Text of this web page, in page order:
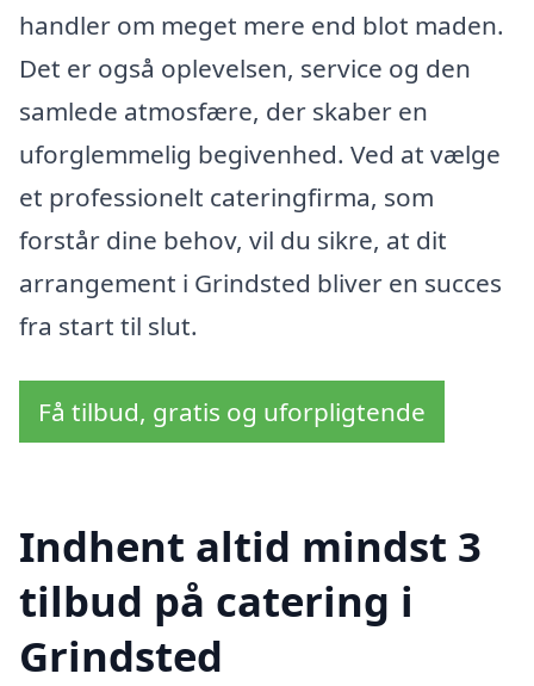
handler om meget mere end blot maden.
Det er også oplevelsen, service og den
samlede atmosfære, der skaber en
uforglemmelig begivenhed. Ved at vælge
et professionelt cateringfirma, som
forstår dine behov, vil du sikre, at dit
arrangement i Grindsted bliver en succes
fra start til slut.
Få tilbud, gratis og uforpligtende
Indhent altid mindst 3
tilbud på catering i
Grindsted